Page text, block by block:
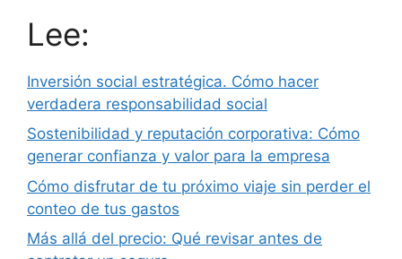
Lee:
Inversión social estratégica. Cómo hacer
verdadera responsabilidad social
Sostenibilidad y reputación corporativa: Cómo
generar confianza y valor para la empresa
Cómo disfrutar de tu próximo viaje sin perder el
conteo de tus gastos
Más allá del precio: Qué revisar antes de